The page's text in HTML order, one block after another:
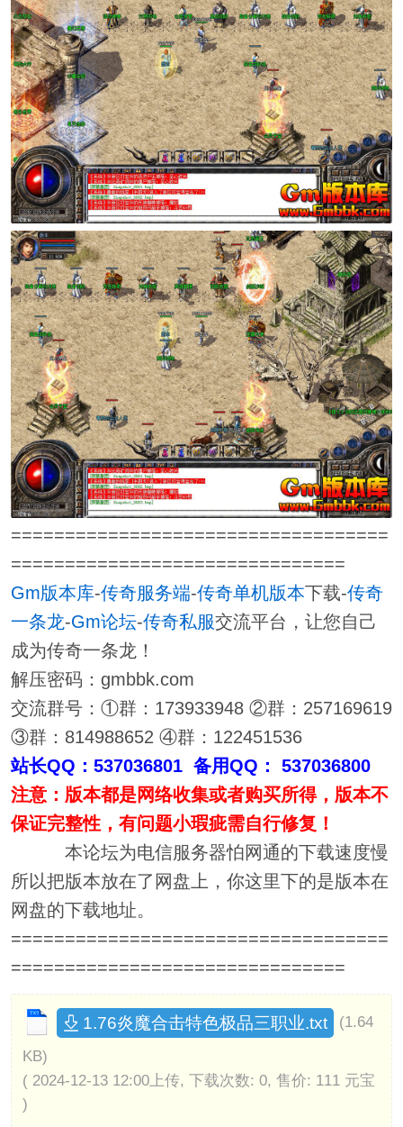
===================================
===============================
Gm版本库-传奇服务端-传奇单机版本下载-传奇
一条龙-Gm论坛-传奇私服交流平台，让您自己
成为传奇一条龙！
解压密码：gmbbk.com
交流群号：①群：173933948 ②群：257169619
③群：814988652 ④群：122451536
站长QQ：537036801 备用QQ： 537036800
注意：版本都是网络收集或者购买所得，版本不
保证完整性，有问题小瑕疵需自行修复！
本论坛为电信服务器怕网通的下载速度慢
所以把版本放在了网盘上，你这里下的是版本在
网盘的下载地址。
===================================
===============================
1.76炎魔合击特色极品三职业.txt
(1.64
KB)
( 2024-12-13 12:00上传, 下载次数: 0, 售价: 111 元宝
)